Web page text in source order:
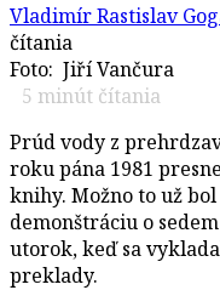
Vladimír Rastislav
čítania
Foto: Jiří Vančura
5 minút čítania
Prúd vody z
roku pána 1981
knihy. Možno to už
demonštráciu o
utorok, keď sa
preklady.